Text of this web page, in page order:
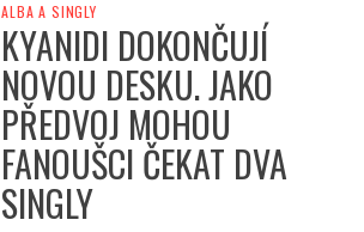
ALBA A SINGLY
KYANIDI DOKONČUJÍ
NOVOU DESKU. JAKO
PŘEDVOJ MOHOU
FANOUŠCI ČEKAT DVA
SINGLY